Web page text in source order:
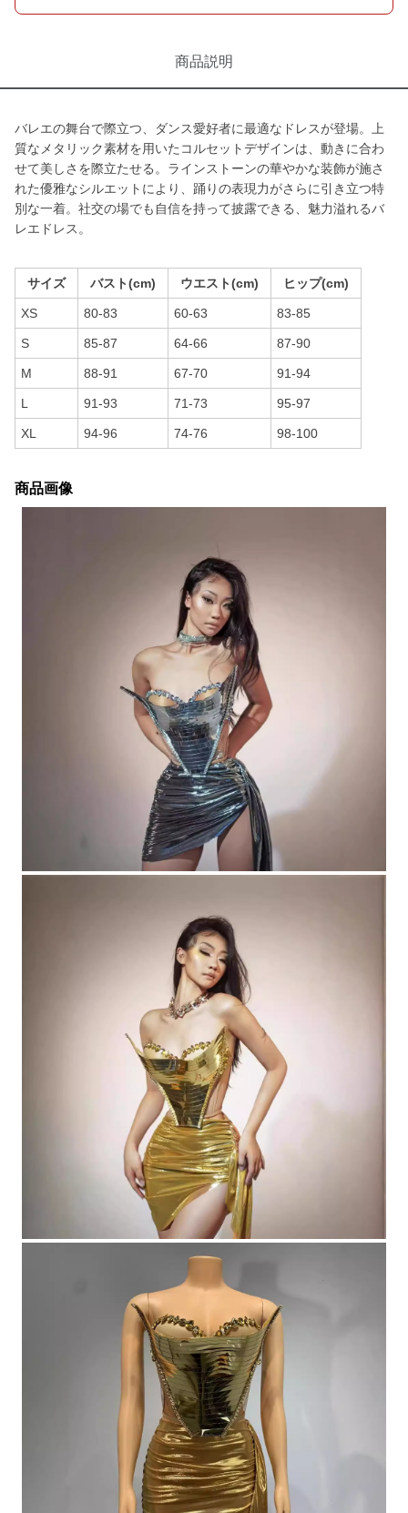
商品説明
バレエの舞台で際立つ、ダンス愛好者に最適なドレスが登場。上
質なメタリック素材を用いたコルセットデザインは、動きに合わ
せて美しさを際立たせる。ラインストーンの華やかな装飾が施さ
れた優雅なシルエットにより、踊りの表現力がさらに引き立つ特
別な一着。社交の場でも自信を持って披露できる、魅力溢れるバ
レエドレス。
サイズ バスト(cm) ウエスト(cm) ヒップ(cm)
XS 80-83 60-63 83-85
S 85-87 64-66 87-90
M 88-91 67-70 91-94
L 91-93 71-73 95-97
XL 94-96 74-76 98-100
商品画像